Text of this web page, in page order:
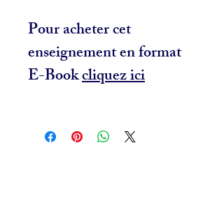
Pour acheter cet
enseignement en format
E-Bookcliquez ici